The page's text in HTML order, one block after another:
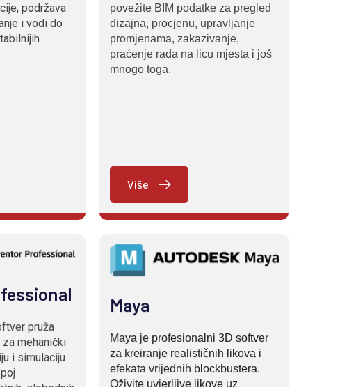
podržava
i vodi do
povežite BIM podatke za pregled
dizajna, procjenu, upravljanje
promjenama, zakazivanje,
praćenje rada na licu mjesta i još
mnogo toga.
Više
pruža
mehanički
i simulaciju
Maya
Maya je profesionalni 3D softver
za kreiranje realističnih likova i
efekata vrijednih blockbustera.
Oživite uvjerljive likove uz